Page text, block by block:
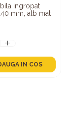
ingropat
mm, alb mat
IN COS